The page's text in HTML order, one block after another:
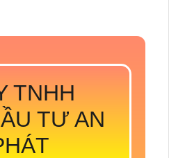
TNHH
TƯ AN